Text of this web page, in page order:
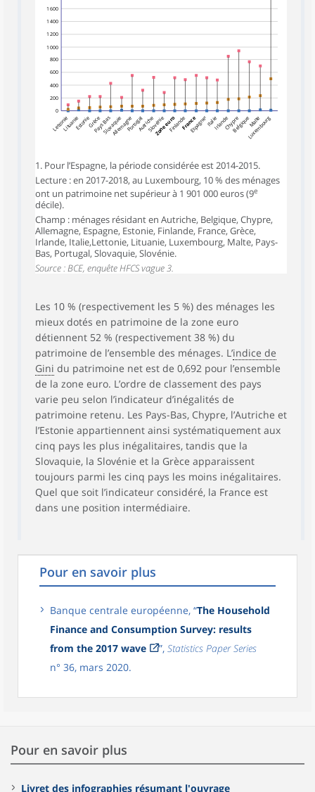
0
200
400
600
800
1 000
1 200
1 400
1 600
LettonieLituanieEstonieGrèce
Pays BasSlovaquie
AllemagnePortugalAutricheSlovénie
Zone euroFinlandeFranceEspagne¹ItalieIrlandeChypreBelgiqueMalte
Luxembourg
1. Pour l’Espagne, la période considérée est 2014-2015.
Lecture : en 2017-2018, au Luxembourg, 10 % des ménages
ont un patrimoine net supérieur à 1 901 000 euros (9e
décile).
Champ : ménages résidant en Autriche, Belgique, Chypre,
Allemagne, Espagne, Estonie, Finlande, France, Grèce,
Irlande, Italie,Lettonie, Lituanie, Luxembourg, Malte, Pays-
Bas, Portugal, Slovaquie, Slovénie.
Source : BCE, enquête HFCS vague 3.
Les 10 % (respectivement les 5 %) des ménages les
mieux dotés en patrimoine de la zone euro
détiennent 52 % (respectivement 38 %) du
patrimoine de l’ensemble des ménages. L’indice de
Gini du patrimoine net est de 0,692 pour l’ensemble
de la zone euro. L’ordre de classement des pays
varie peu selon l’indicateur d’inégalités de
patrimoine retenu. Les Pays-Bas, Chypre, l’Autriche et
l’Estonie appartiennent ainsi systématiquement aux
cinq pays les plus inégalitaires, tandis que la
Slovaquie, la Slovénie et la Grèce apparaissent
toujours parmi les cinq pays les moins inégalitaires.
Quel que soit l’indicateur considéré, la France est
dans une position intermédiaire.
Pour en savoir plus
Banque centrale européenne, “The Household
Finance and Consumption Survey: results
from the 2017 wave
”, Statistics Paper Series
n° 36, mars 2020.
Pour en savoir plus
Livret des infographies résumant l'ouvrage